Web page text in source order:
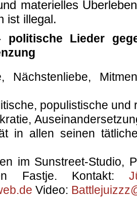
materielles
ist illegal.
politische Lieder
populistische und
in allen seinen
im Sunstreet-Studio,
Fastje. Kontakt:
Video: